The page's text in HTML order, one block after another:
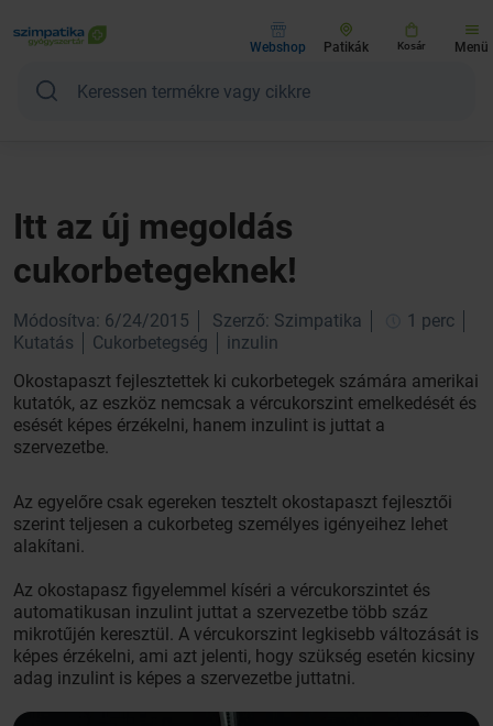
Webshop Patikák Kosár Menü
Itt az új megoldás
cukorbetegeknek!
Módosítva: 6/24/2015 Szerző: Szimpatika
1 perc
Kutatás
Cukorbetegség
inzulin
Okostapaszt fejlesztettek ki cukorbetegek számára amerikai
kutatók, az eszköz nemcsak a vércukorszint emelkedését és
esését képes érzékelni, hanem inzulint is juttat a
szervezetbe.
Az egyelőre csak egereken tesztelt okostapaszt fejlesztői
szerint teljesen a cukorbeteg személyes igényeihez lehet
alakítani.
Az okostapasz figyelemmel kíséri a vércukorszintet és
automatikusan inzulint juttat a szervezetbe több száz
mikrotűjén keresztül. A vércukorszint legkisebb változását is
képes érzékelni, ami azt jelenti, hogy szükség esetén kicsiny
adag inzulint is képes a szervezetbe juttatni.